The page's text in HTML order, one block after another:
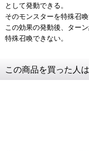
として発動できる。
そのモンスターを特殊召喚
この効果の発動後、ター
特殊召喚できない。
この商品を買った人